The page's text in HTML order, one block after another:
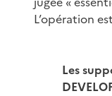
L’opération
Les